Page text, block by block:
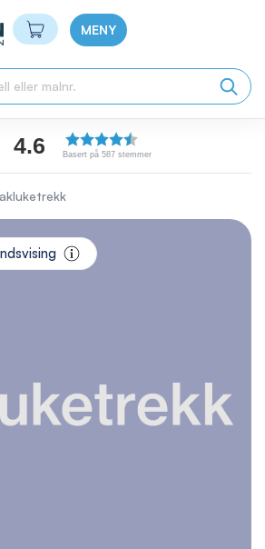
Min handlekurv
MENY
4.6 Basert på 587 stemmer